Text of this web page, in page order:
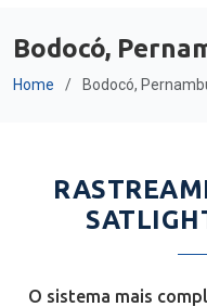
Bodocó,
Home Bodocó,
O sistema mais